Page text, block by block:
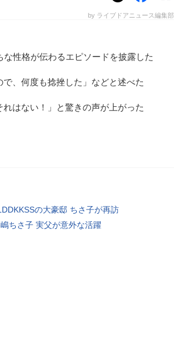
by ライブドアニュース編集部
性格が伝わるエピソードを披露した
で、何度も捻挫した」などと述べた
はない！」と驚きの声が上がった
の大豪邸 ちさ子が再訪
ちさ子 実父が意外な活躍